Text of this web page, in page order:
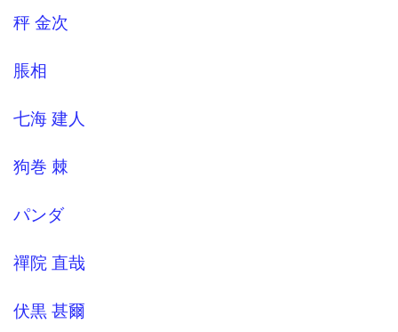
秤 金次
脹相
七海 建人
狗巻 棘
パンダ
禪院 直哉
伏黒 甚爾